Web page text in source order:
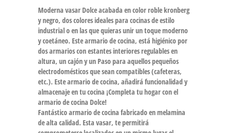
Moderna vasar Dolce acabada en color roble kronberg
y negro, dos colores ideales para cocinas de estilo
industrial o en las que quieras unir un toque moderno
y coetáneo. Este armario de cocina, está higiénico por
dos armarios con estantes interiores regulables en
altura, un cajón y un Paso para aquellos pequeños
electrodomésticos que sean compatibles (cafeteras,
etc.). Este armario de cocina, añadirá funcionalidad y
almacenaje en tu cocina ¡Completa tu hogar con el
armario de cocina Dolce!
Fantástico armario de cocina fabricado en melamina
de alta calidad. Esta vasar, te permitirá